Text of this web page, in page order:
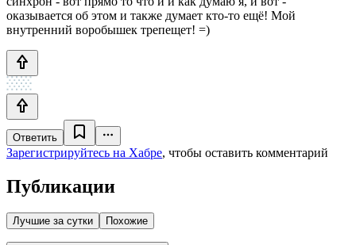
оказывается об этом и также думает кто-то ещё! Мой
внутренний воробышек трепещет! =)
Ответить
Зарегистрируйтесь на Хабре, чтобы оставить комментарий
Публикации
Лучшие за сутки Похожие